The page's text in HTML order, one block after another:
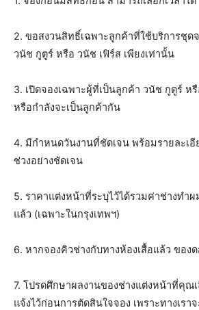
2. ขอสงวนสิทธิ์เฉพาะลูกค้าที่ใช้บริการชุด
วนัช กูตูร์ หรือ วนัช เฟิร์ส เพียงเท่านั้น
3. เปิดจองเฉพาะผู้ที่เป็นลูกค้า วนัช กูตูร์ ห
หรือกำลังจะเป็นลูกค้ากัน
4. มีกำหนดวันงานที่ชัดเจน พร้อมรายละเอี
ช่วงอย่างชัดเจน
5. ราคาแต่งหน้าที่ระบุไว้ได้รวมค่าช่างทำผ
แล้ว (เฉพาะในกรุงเทพฯ)
6. หากจองคิวช่างกับทางห้องเสื้อแล้ว ของ
7. โปรดศึกษาผลงานของช่างแต่งหน้าที่คุณเ
แจ้งไว้ก่อนการตัดสินใจจอง เพราะทางเรา